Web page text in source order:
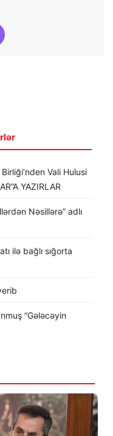
Vali Hulusi
YAZIRLAR
Nəsillərə” adlı
ilə bağlı sığorta
“Gələcəyin